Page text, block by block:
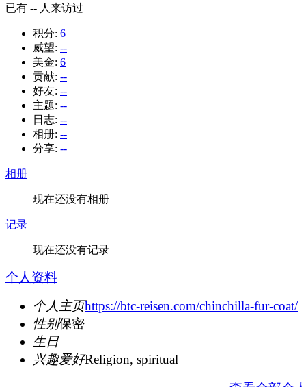
已有 -- 人来访过
积分: 6
威望: --
美金: 6
贡献: --
好友: --
主题: --
日志: --
相册: --
分享: --
相册
现在还没有相册
记录
现在还没有记录
个人资料
个人主页https://btc-reisen.com/chinchilla-fur-coat/
性别保密
生日
兴趣爱好Religion, spiritual